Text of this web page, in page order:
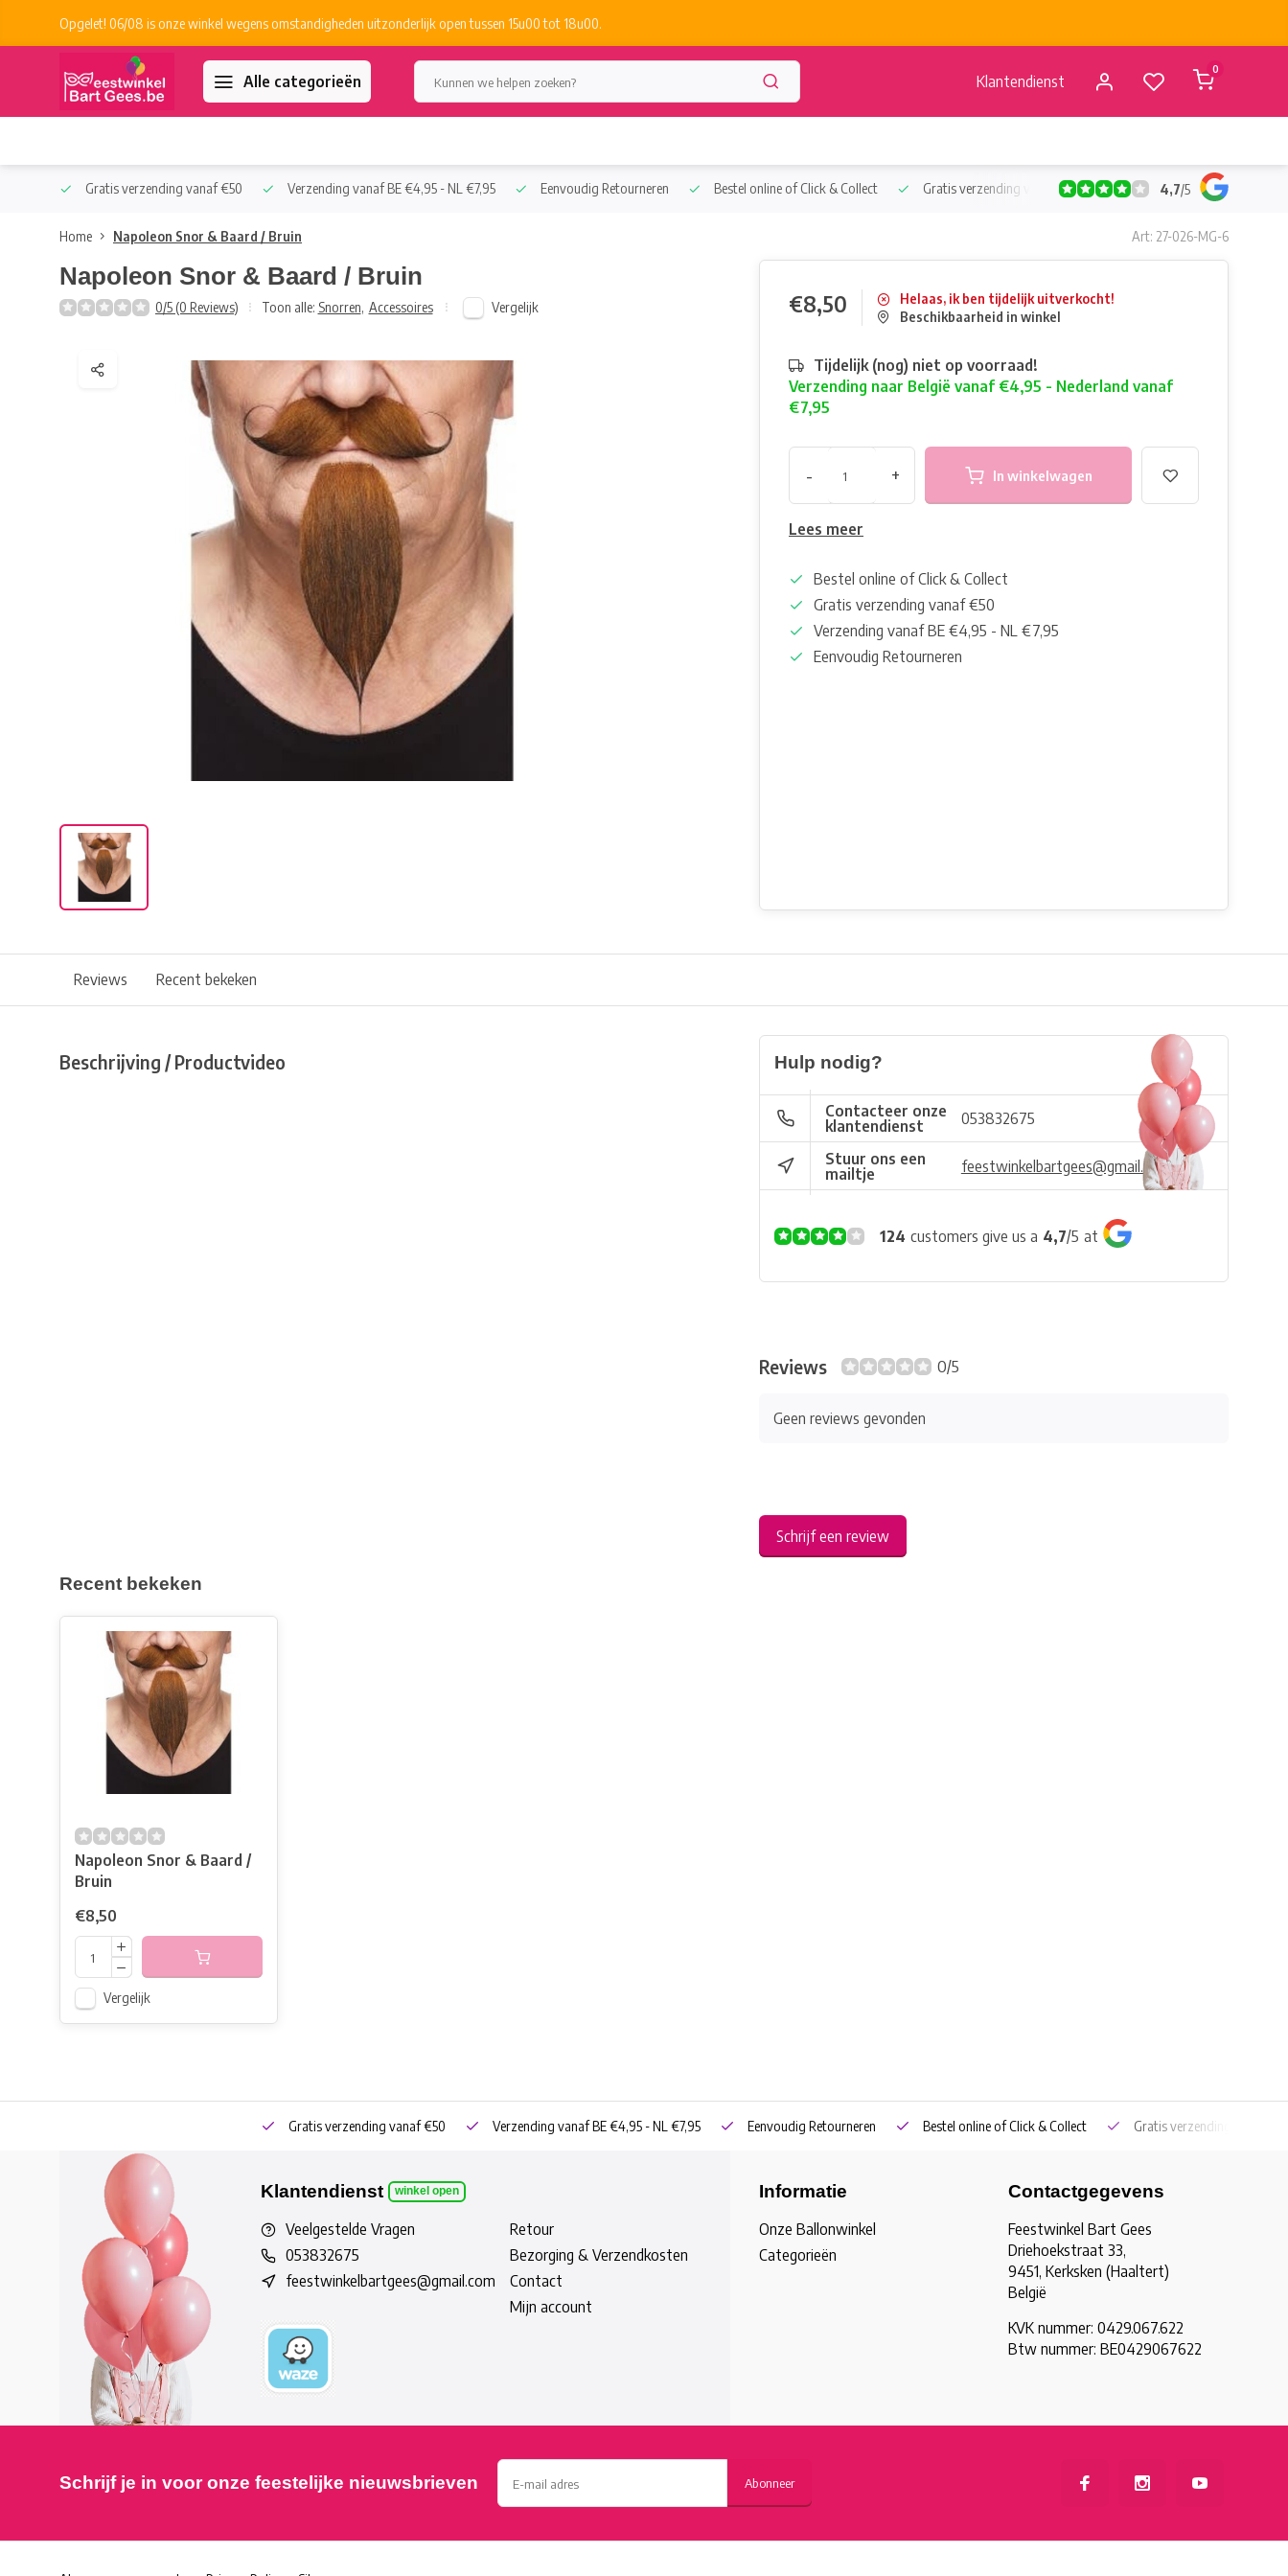
Opgelet! 06/08 is onze winkel wegens omstandigheden uitzonderlijk open tussen 15u00 tot 18u00.
Alle categorieën Klantendienst
0
Gratis verzending vanaf €50 Verzending vanaf BE €4,95 - NL €7,95 Eenvoudig Retourneren Bestel online of Click & Collect Gratis verzending vanaf €50 Verzending vanaf BE €4,95 -
4,7/5
Home Napoleon Snor & Baard / Bruin Art: 27-026-MG-6
Napoleon Snor & Baard / Bruin
0/5 (0 Reviews) Toon alle: Snorren, Accessoires Vergelijk €8,50
Helaas, ik ben tijdelijk uitverkocht!
Beschikbaarheid in winkel
Tijdelijk (nog) niet op voorraad!
Verzending naar België vanaf €4,95 - Nederland vanaf
€7,95
- + In winkelwagen
Lees meer
Bestel online of Click & Collect
Gratis verzending vanaf €50
Verzending vanaf BE €4,95 - NL €7,95
Eenvoudig Retourneren
Reviews Recent bekeken
Beschrijving / Productvideo Hulp nodig?
Contacteer onze
klantendienst
053832675
Stuur ons een
mailtje
feestwinkelbartgees@gmail.com
124 customers give us a 4,7/5 at
Reviews 0/5
Geen reviews gevonden
Schrijf een review
Recent bekeken
Napoleon Snor & Baard /
Bruin
€8,50
Vergelijk
Gratis verzending vanaf €50 Verzending vanaf BE €4,95 - NL €7,95 Eenvoudig Retourneren Bestel online of Click & Collect Gratis verzending vanaf
Klantendienst winkel open
Veelgestelde Vragen
053832675
feestwinkelbartgees@gmail.com
Retour
Bezorging & Verzendkosten
Contact
Mijn account
Informatie
Onze Ballonwinkel
Categorieën
Contactgegevens
Feestwinkel Bart Gees
Driehoekstraat 33,
9451, Kerksken (Haaltert)
België
KVK nummer: 0429.067.622
Btw nummer: BE0429067622
Schrijf je in voor onze feestelijke nieuwsbrieven Abonneer